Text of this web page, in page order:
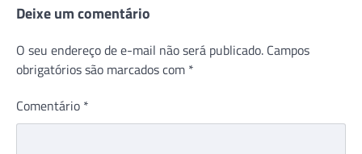
Deixe um comentário
O seu endereço de e-mail não será publicado. Campos
obrigatórios são marcados com *
Comentário *